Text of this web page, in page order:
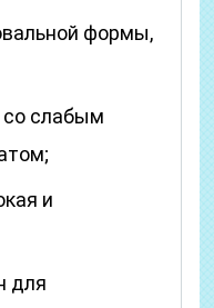
формы,
со слабым
и
для